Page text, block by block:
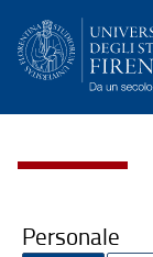
Personale